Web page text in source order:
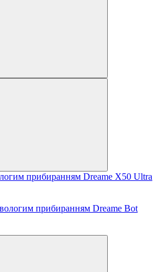
прибиранням Dreame X50 Ultra